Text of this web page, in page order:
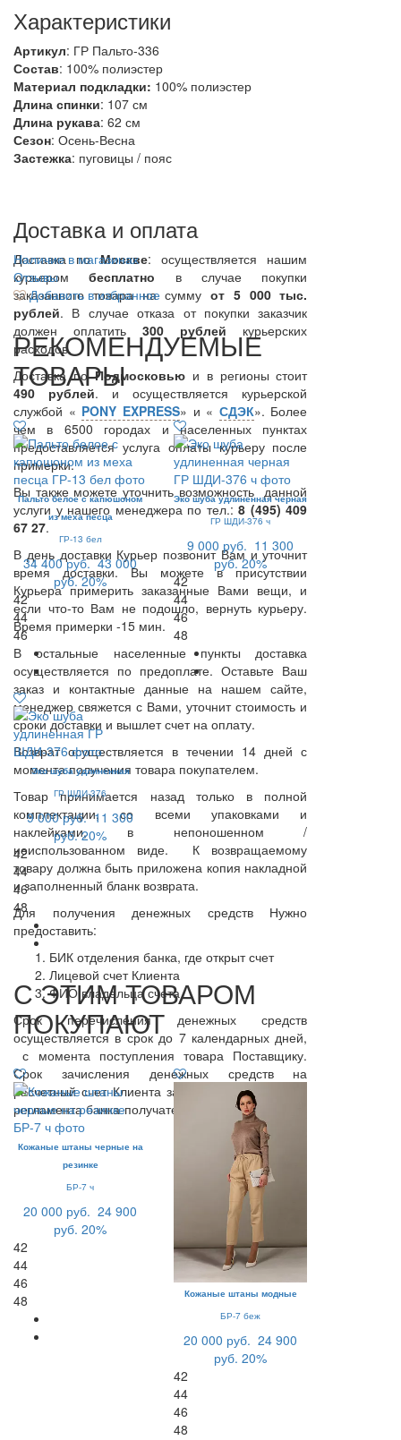
Характеристики
Артикул: ГР Пальто-336
Состав: 100% полиэстер
Материал подкладки: 100% полиэстер
Длина спинки: 107 см
Длина рукава: 62 см
Сезон: Осень-Весна
Застежка: пуговицы / пояс
Доставка и оплата
Доставка поМоскве: осуществляется нашим
курьеромбесплатно в случае покупки
заказанного товара на суммуот 5 000 тыс.
рублей. В случае отказа от покупки заказчик
должен оплатить300 рублей курьерских
расходов.
Доставка поПодмосковью и в регионы стоит
490 рублей. и осуществляется курьерской
службой « PONY EXPRESS» и « СДЭК». Более
чем в 6500 городах и населенных пунктах
предоставляется услуга оплаты курьеру после
примерки.
Вы также можете уточнить возможность данной
услуги у нашего менеджера по тел.:8 (495) 409
67 27.
В день доставки Курьер позвонит Вам и уточнит
время доставки. Вы можете в присутствии
Курьера примерить заказанные Вами вещи, и
если что-то Вам не подошло, вернуть курьеру.
Время примерки -15 мин.
В остальные населенные пункты доставка
осуществляется по предоплате. Оставьте Ваш
заказ и контактные данные на нашем сайте,
менеджер свяжется с Вами, уточнит стоимость и
сроки доставки и вышлет счет на оплату.
Возврат осуществляется в течении 14 дней с
момента получения товара покупателем.
Товар принимается назад только в полной
комплектации, со всеми упаковками и
наклейками, в непоношенном /
неиспользованном виде. К возвращаемому
товару должна быть приложена копия накладной
и заполненный бланк возврата.
Для получения денежных средств Нужно
предоставить:
БИК отделения банка, где открыт счет
Лицевой счет Клиента
ФИО владельца счета
Срок перечисления денежных средств
осуществляется в срок до 7 календарных дней,
с момента поступления товара Поставщику.
Срок зачисления денежных средств на
расчетный счет Клиента зависит от внутреннего
регламента банка-получателя.
Наличие в магазинах
Отзывы
Добавить в избранное
РЕКОМЕНДУЕМЫЕ
ТОВАРЫ
Пальто белое с капюшоном
из меха песца
ГР-13 бел
34 400 руб. 43 000
руб. 20%
42
44
46
Эко шуба удлиненная черная
ГР ШДИ-376 ч
9 000 руб. 11 300
руб. 20%
42
44
46
48
Эко шуба удлиненная
ГР ШДИ-376
9 000 руб. 11 300
руб. 20%
42
44
46
48
С ЭТИМ ТОВАРОМ
ПОКУПАЮТ
Кожаные штаны черные на
резинке
БР-7 ч
20 000 руб. 24 900
руб. 20%
42
44
46
48
Кожаные штаны модные
БР-7 беж
20 000 руб. 24 900
руб. 20%
42
44
46
48